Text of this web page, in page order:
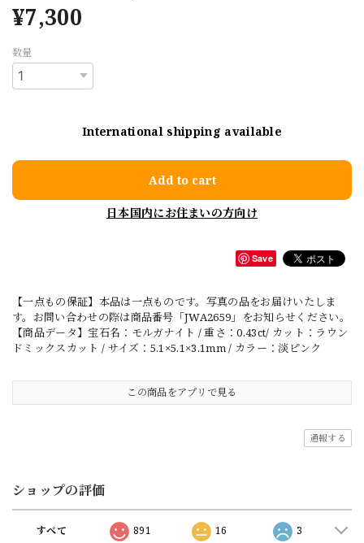
¥7,300
数量
International shipping available
Add to cart
日本国内にお住まいの方向け
Save
【一点もの保証】本品は一点ものです。写真の品をお届けいたしま
す。お問い合わせの際は商品番号「JWA2659」をお知らせください。
【商品データ】宝石名：モルガナイト / 重さ：0.43ct/ カット：ラウン
ドミックスカット / サイズ：5.1×5.1×3.1mm / カラー：淡ピンク
この商品をアプリで見る
通報する
ショップの評価
すべて 891 16 3